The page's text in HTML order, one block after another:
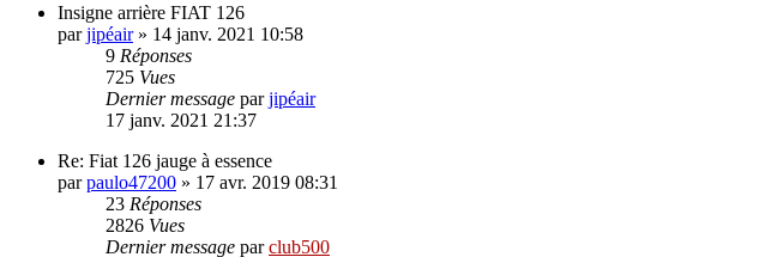
Insigne arrière FIAT 126
parjipéair» 14 janv. 2021 10:58
9 Réponses
725 Vues
Dernier message parjipéair
17 janv. 2021 21:37
Re: Fiat 126 jauge à essence
parpaulo47200 » 17 avr. 2019 08:31
23 Réponses
2826 Vues
Dernier message parclub500